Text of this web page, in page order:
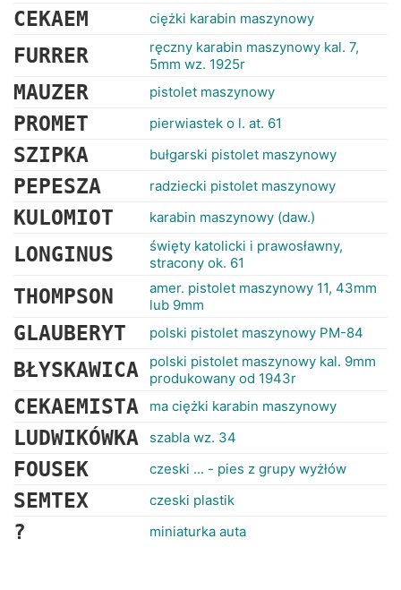
CEKAEM ciężki karabin maszynowy
FURRER
ręczny karabin maszynowy kal. 7,
5mm wz. 1925r
MAUZER pistolet maszynowy
PROMET pierwiastek o l. at. 61
SZIPKA bułgarski pistolet maszynowy
PEPESZA radziecki pistolet maszynowy
KULOMIOT karabin maszynowy (daw.)
LONGINUS
święty katolicki i prawosławny,
stracony ok. 61
THOMPSON
amer. pistolet maszynowy 11, 43mm
lub 9mm
GLAUBERYT polski pistolet maszynowy PM-84
BŁYSKAWICA
polski pistolet maszynowy kal. 9mm
produkowany od 1943r
CEKAEMISTA ma ciężki karabin maszynowy
LUDWIKÓWKA szabla wz. 34
FOUSEK czeski ... - pies z grupy wyżłów
SEMTEX czeski plastik
? miniaturka auta